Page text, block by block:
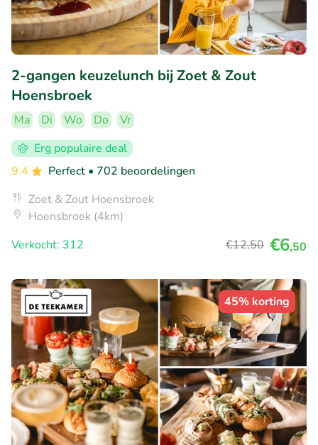
2-gangen keuzelunch bij Zoet & Zout
Hoensbroek
Ma Di Wo Do
Vr
Erg populaire deal
9.4
Perfect • 702 beoordelingen
Zoet & Zout Hoensbroek
Hoensbroek (4km)
Verkocht: 312
€12,50 €6,50
45% korting